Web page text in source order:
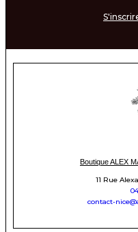
Boutique ALEX
11 Rue
contact-